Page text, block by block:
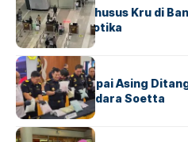
Ketika Jalur Khusus Kru di
Sindikat Narkotika
BANDARA BERITA
Kopilot Maskapai Asing
Ekstasi di Bandara Soetta
BERITAINDEX